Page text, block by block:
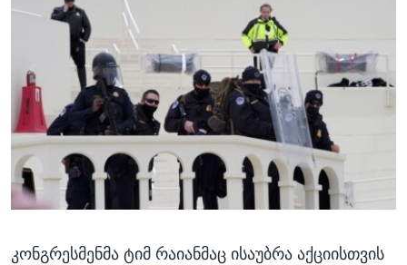
კონგრესმენმა ტიმ რაიანმაც ისაუბრა აქციისთვის